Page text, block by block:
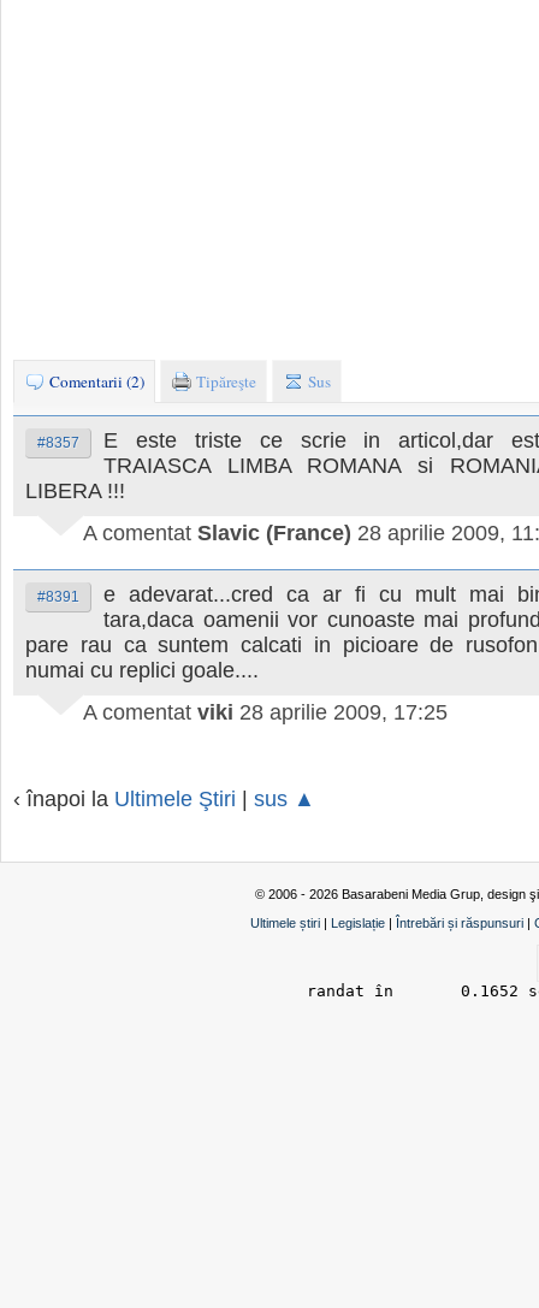
Comentarii (2) Tipăreşte Sus
#8357
E este triste ce scrie in articol,dar
TRAIASCA LIMBA ROMANA si
LIBERA !!!
A comentat Slavic (France) 28 aprilie 2009,
#8391
e adevarat...cred ca ar fi cu mult mai
tara,daca oamenii vor cunoaste mai
pare rau ca suntem calcati in picioare de
numai cu replici goale....
A comentat viki 28 aprilie 2009, 17:25
‹ înapoi la Ultimele Ştiri | sus ▲
© 2006 - 2026 Basarabeni Media Grup, design
Ultimele știri | Legislație | Întrebări și răspunsuri |
randat în